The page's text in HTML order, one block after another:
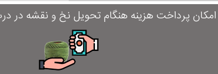
امکان پرداخت هزینه هنگام تحویل نخ و نقشه در